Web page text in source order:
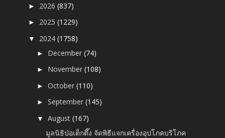
► 2026(837)
► 2025(1229)
▼ 2024(1758)
► December(74)
► November(108)
►October(110)
►September(145)
▼August(167)
มูลนิธิป่อเต็กตึ๊ง จัดพิธีแจกเครื่องอุปโภคบริโภค